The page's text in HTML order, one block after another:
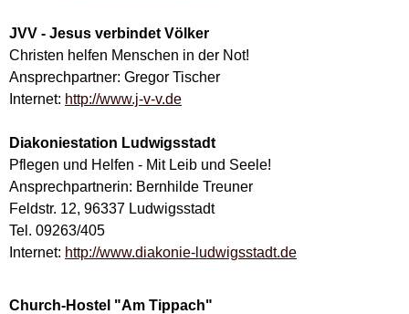
JVV - Jesus verbindet Völker
Christen helfen Menschen in der Not!
Ansprechpartner: Gregor Tischer
Internet: http://www.j-v-v.de
Diakoniestation Ludwigsstadt
Pflegen und Helfen - Mit Leib und Seele!
Ansprechpartnerin: Bernhilde Treuner
Feldstr. 12, 96337 Ludwigsstadt
Tel. 09263/405
Internet: http://www.diakonie-ludwigsstadt.de
Church-Hostel "Am Tippach"